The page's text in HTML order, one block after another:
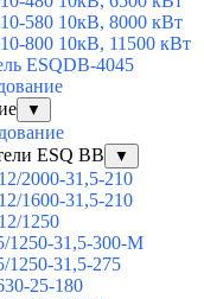
580 10кВ, 8000 кВт
800 10кВ, 11500 кВт
ESQDB-4045
▼
ESQ BB
▼
2000-31,5-210
1600-31,5-210
1250
1250-31,5-300-М
31,5-275
25-180